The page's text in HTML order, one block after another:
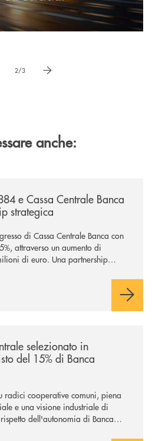
a immagne precedente
2/3 vai a immagine successiva
anche:
e Cassa Centrale Banca
strategica
di Cassa Centrale Banca con
attraverso un aumento di
di euro. Una partnership
ai territori, per ampliare l’offerta e
selezionato in
del 15% di Banca
radici cooperative comuni, piena
e una visione industriale di
dell'autonomia di Banca